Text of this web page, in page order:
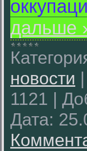
дальше
новости
1121 |
Дата: